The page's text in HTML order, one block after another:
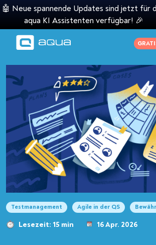
🤖 Neue spannende Updates sind jetzt für
aqua KI Assistenten verfügbar! 🎉
Testmanagement Agile in der QS
Lesezeit: 15 min 16 Apr. 2026